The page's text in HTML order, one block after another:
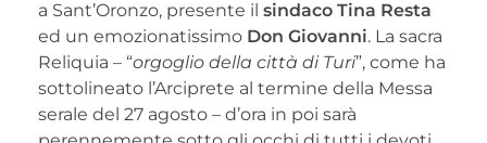
a Sant’Oronzo, presente il sindaco Tina Resta
ed un emozionatissimo Don Giovanni. La sacra
Reliquia – “orgoglio della città di Turi”, come ha
sottolineato l’Arciprete al termine della Messa
serale del 27 agosto – d’ora in poi sarà